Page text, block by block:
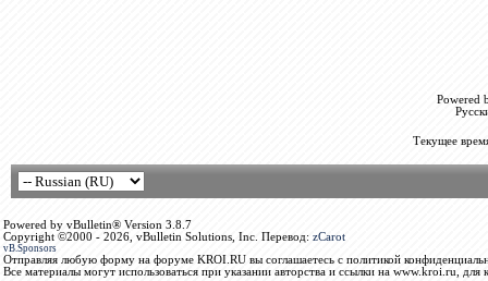
Powered
Текущее
Powered by vBulletin® Version 3.8.7
Copyright ©2000 - 2026, vBulletin Solutions, Inc. Перевод: zCarot
vB.Sponsors
Отправляя любую форму на форуме KROI.RU вы соглашаетесь с политикой
Все материалы могут использоваться при указании авторства и ссылки на www.kroi.ru, для